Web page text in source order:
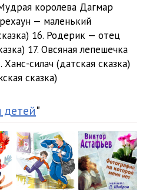
24:00
королева Дагмар
— маленький
16. Родерик — отец
17. Овсяная лепешечка
силач (датская сказка)
сказка)
детей"